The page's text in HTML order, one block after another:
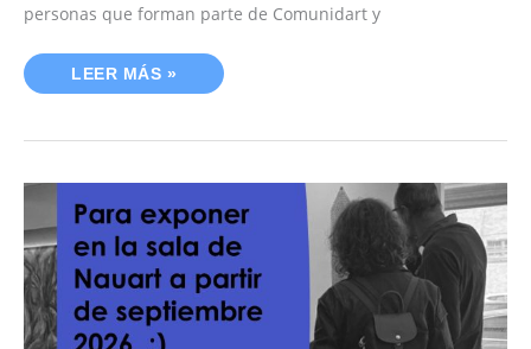
personas que forman parte de Comunidart y
LEER MÁS »
AGENDA
PARA
EXPONER
EN
NAUART